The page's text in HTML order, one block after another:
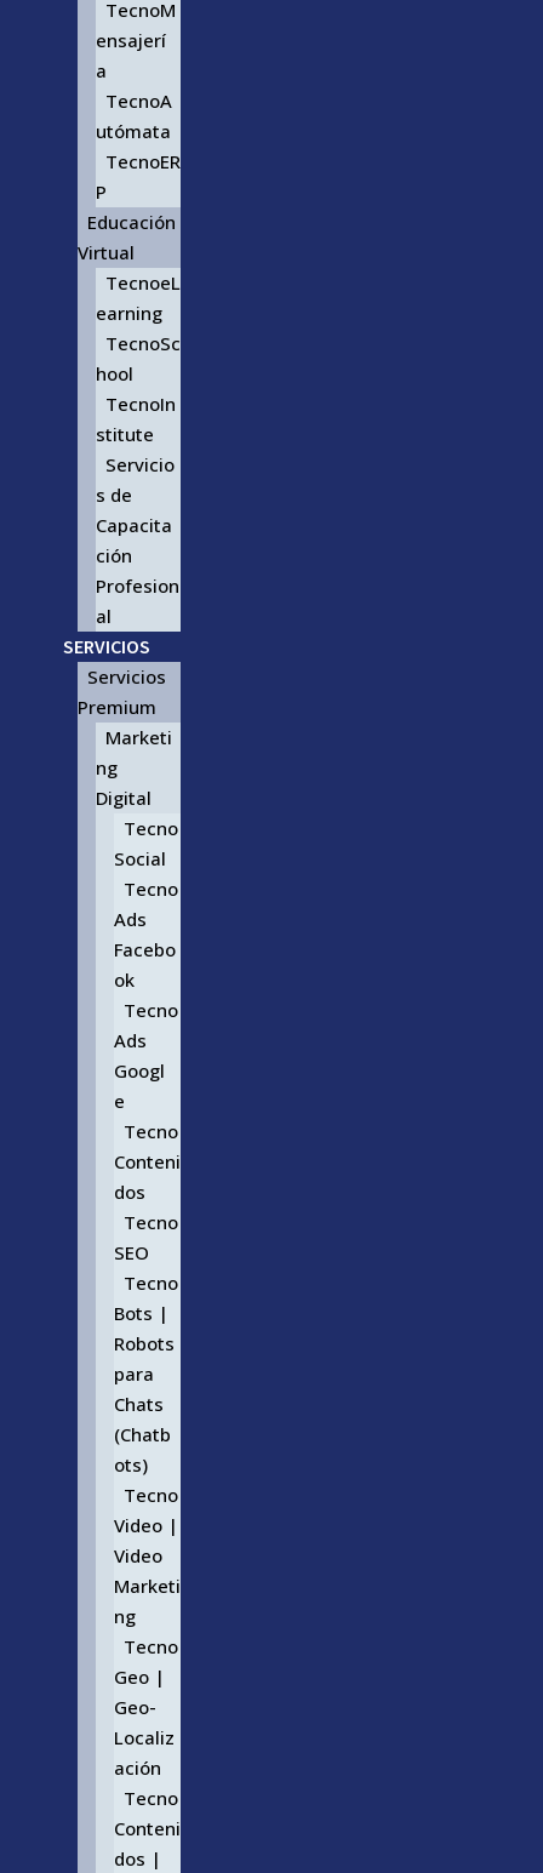
TecnoM
ensajerí
a
TecnoA
utómata
TecnoER
P
Educación
Virtual
TecnoeL
earning
TecnoSc
hool
TecnoIn
stitute
Servicio
s de
Capacita
ción
Profesion
al
SERVICIOS
Servicios
Premium
Marketi
ng
Digital
Tecno
Social
Tecno
Ads
Facebo
ok
Tecno
Ads
Googl
e
Tecno
Conteni
dos
Tecno
SEO
Tecno
Bots |
Robots
para
Chats
(Chatb
ots)
Tecno
Video |
Video
Marketi
ng
Tecno
Geo |
Geo-
Localiz
ación
Tecno
Conteni
dos |